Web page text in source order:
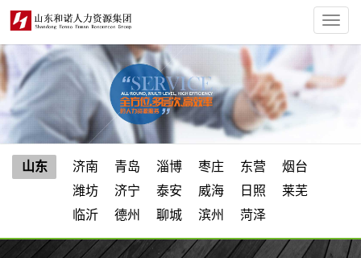
山东 济南 青岛 淄博 枣庄 东营
烟台
潍坊
济宁 泰安 威海 日照
莱芜
临沂
德州 聊城 滨州 菏泽